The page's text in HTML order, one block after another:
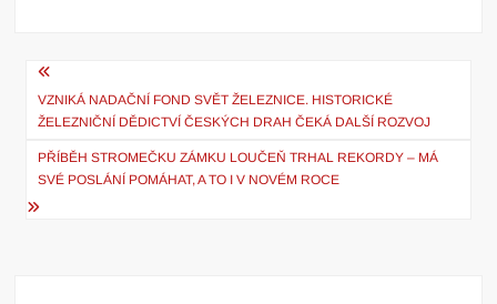
Navigace
pro
příspěvek
VZNIKÁ NADAČNÍ FOND SVĚT ŽELEZNICE. HISTORICKÉ
ŽELEZNIČNÍ DĚDICTVÍ ČESKÝCH DRAH ČEKÁ DALŠÍ ROZVOJ
PŘÍBĚH STROMEČKU ZÁMKU LOUČEŇ TRHAL REKORDY – MÁ
SVÉ POSLÁNÍ POMÁHAT, A TO I V NOVÉM ROCE